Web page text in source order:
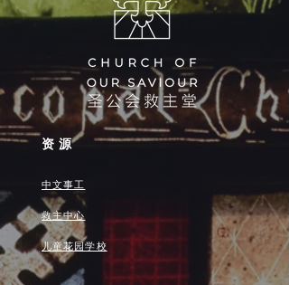
资源
中文事工
救主中心
儿童花园学校